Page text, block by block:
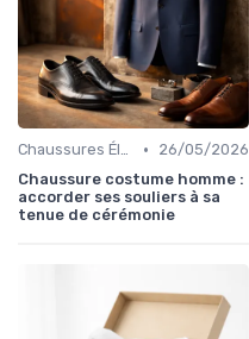
Chaussures Élégantes et de Cérémonie •
26/05/2026
Chaussure costume homme :
accorder ses souliers à sa
tenue de cérémonie